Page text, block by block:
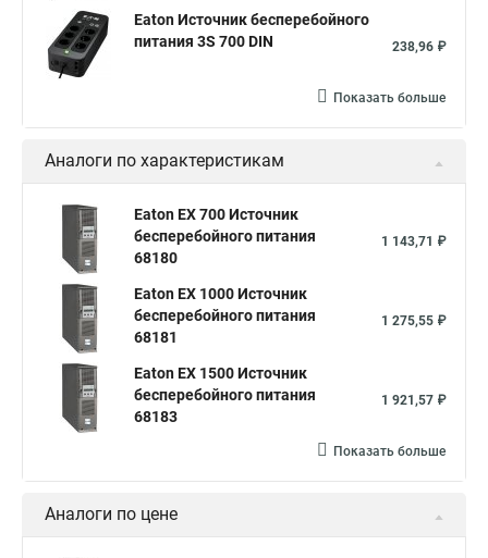
Eaton Источник бесперебойного
питания 3S 700 DIN
238,96 ₽
Показать больше
Аналоги по характеристикам
Eaton EX 700 Источник
бесперебойного питания
68180
1 143,71 ₽
Eaton EX 1000 Источник
бесперебойного питания
68181
1 275,55 ₽
Eaton EX 1500 Источник
бесперебойного питания
68183
1 921,57 ₽
Показать больше
Аналоги по цене